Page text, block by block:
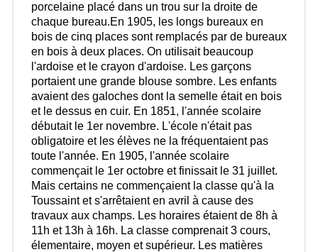
porcelaine placé dans un trou sur la droite de
chaque bureau.En 1905, les longs bureaux en
bois de cinq places sont remplacés par de bureaux
en bois à deux places. On utilisait beaucoup
l'ardoise et le crayon d'ardoise. Les garçons
portaient une grande blouse sombre. Les enfants
avaient des galoches dont la semelle était en bois
et le dessus en cuir. En 1851, l'année scolaire
débutait le 1er novembre. L'école n'était pas
obligatoire et les élèves ne la fréquentaient pas
toute l'année. En 1905, l'année scolaire
commençait le 1er octobre et finissait le 31 juillet.
Mais certains ne commençaient la classe qu'à la
Toussaint et s'arrêtaient en avril à cause des
travaux aux champs. Les horaires étaient de 8h à
11h et 13h à 16h. La classe comprenait 3 cours,
élementaire, moyen et supérieur. Les matières